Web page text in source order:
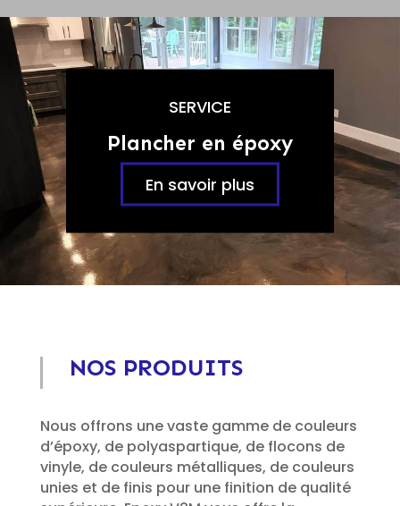
SERVICE
Plancher en époxy
En savoir plus
NOS PRODUITS
Nous offrons une vaste gamme de couleurs
d’époxy, de polyaspartique, de flocons de
vinyle, de couleurs métalliques, de couleurs
unies et de finis pour une finition de qualité